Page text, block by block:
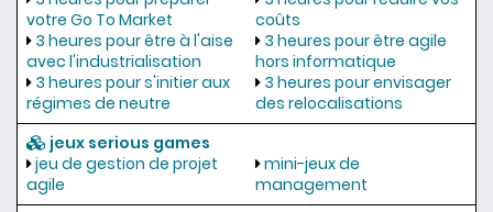
votre Go To Market
3 heures pour être à l'aise
avec l'industrialisation
3 heures pour s'initier aux
régimes de neutre
coûts
3 heures pour être agile
hors informatique
3 heures pour envisager
des relocalisations
jeux serious games
jeu de gestion de projet
agile
mini-jeux de
management